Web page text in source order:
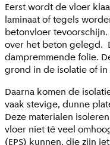
Eerst wordt de vloer
laminaat of tegels
betonvloer
over het beton gelegd.
dampremmende folie.
grond in de isolatie of
Daarna komen de
vaak stevige, dunne
Deze materialen
vloer niet té veel
(EPS) kunnen, die zijn